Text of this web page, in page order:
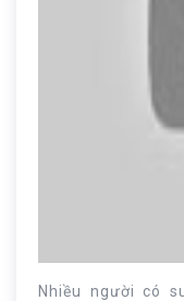
Nhiều người có